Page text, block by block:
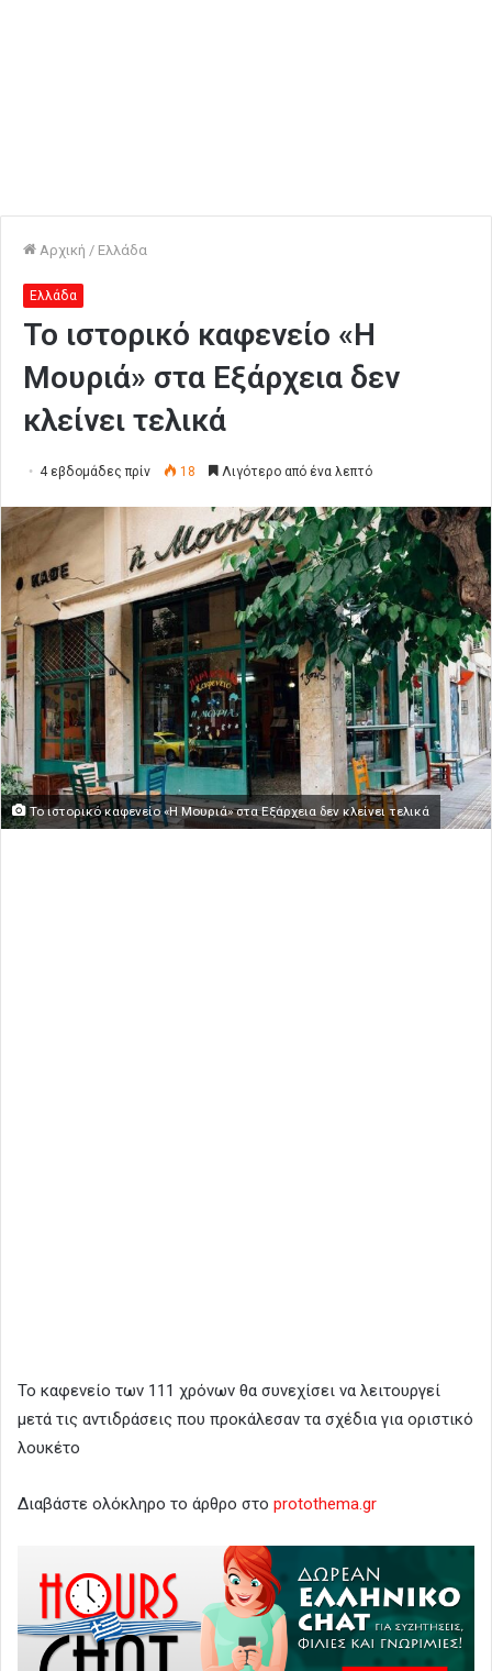
Αρχική / Ελλάδα
Ελλάδα
Το ιστορικό καφενείο «Η
Μουριά» στα Εξάρχεια δεν
κλείνει τελικά
4 εβδομάδες πρίν 18 Λιγότερο από ένα λεπτό
Το ιστορικό καφενείο «Η Μουριά» στα Εξάρχεια δεν κλείνει τελικά
Το καφενείο των 111 χρόνων θα συνεχίσει να λειτουργεί
μετά τις αντιδράσεις που προκάλεσαν τα σχέδια για οριστικό
λουκέτο
Διαβάστε ολόκληρο το άρθρο στο protothema.gr